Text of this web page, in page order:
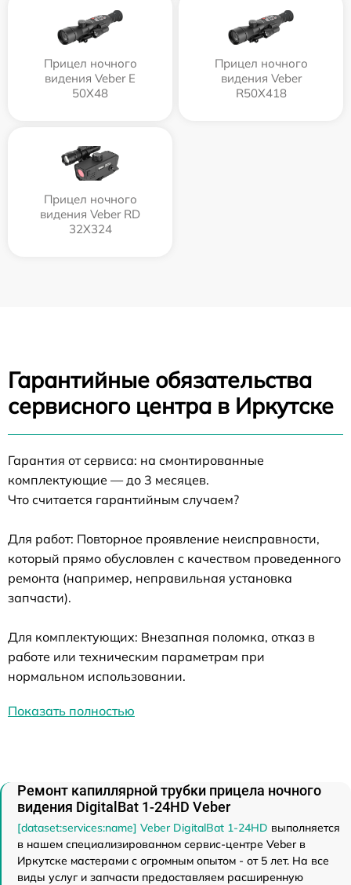
Прицел ночного
видения Veber E
50X48
Прицел ночного
видения Veber
R50X418
Прицел ночного
видения Veber RD
32X324
Гарантийные обязательства
сервисного центра в Иркутске
Гарантия от сервиса: на смонтированные
комплектующие — до 3 месяцев.
Что считается гарантийным случаем?
Для работ: Повторное проявление неисправности,
который прямо обусловлен с качеством проведенного
ремонта (например, неправильная установка
запчасти).
Для комплектующих: Внезапная поломка, отказ в
работе или техническим параметрам при
нормальном использовании.
Показать полностью
Ремонт капиллярной трубки прицела ночного
видения DigitalBat 1-24HD Veber
[dataset:services:name] Veber DigitalBat 1-24HD выполняется
в нашем специализированном сервис-центре Veber в
Иркутске мастерами с огромным опытом - от 5 лет. На все
виды услуг и запчасти предоставляем расширенную